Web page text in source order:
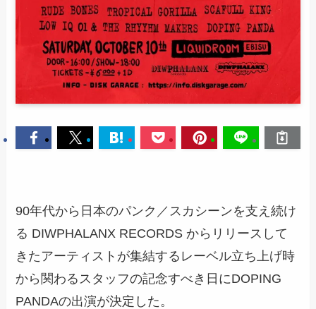
90年代から日本のパンク／スカシーンを支え続け
る DIWPHALANX RECORDS からリリースして
きたアーティストが集結するレーベル立ち上げ時
から関わるスタッフの記念すべき日にDOPING
PANDAの出演が決定した。